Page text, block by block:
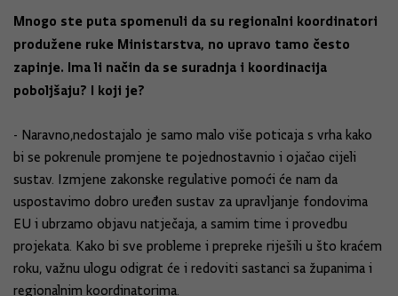
Mnogo ste puta spomenuli da su regionalni koordinatori
produžene ruke Ministarstva, no upravo tamo često
zapinje. Ima li način da se suradnja i koordinacija
poboljšaju? I koji je?
- Naravno,nedostajalo je samo malo više poticaja s vrha kako
bi se pokrenule promjene te pojednostavnio i ojačao cijeli
sustav. Izmjene zakonske regulative pomoći će nam da
uspostavimo dobro uređen sustav za upravljanje fondovima
EU i ubrzamo objavu natječaja, a samim time i provedbu
projekata. Kako bi sve probleme i prepreke riješili u što kraćem
roku, važnu ulogu odigrat će i redoviti sastanci sa županima i
regionalnim koordinatorima.